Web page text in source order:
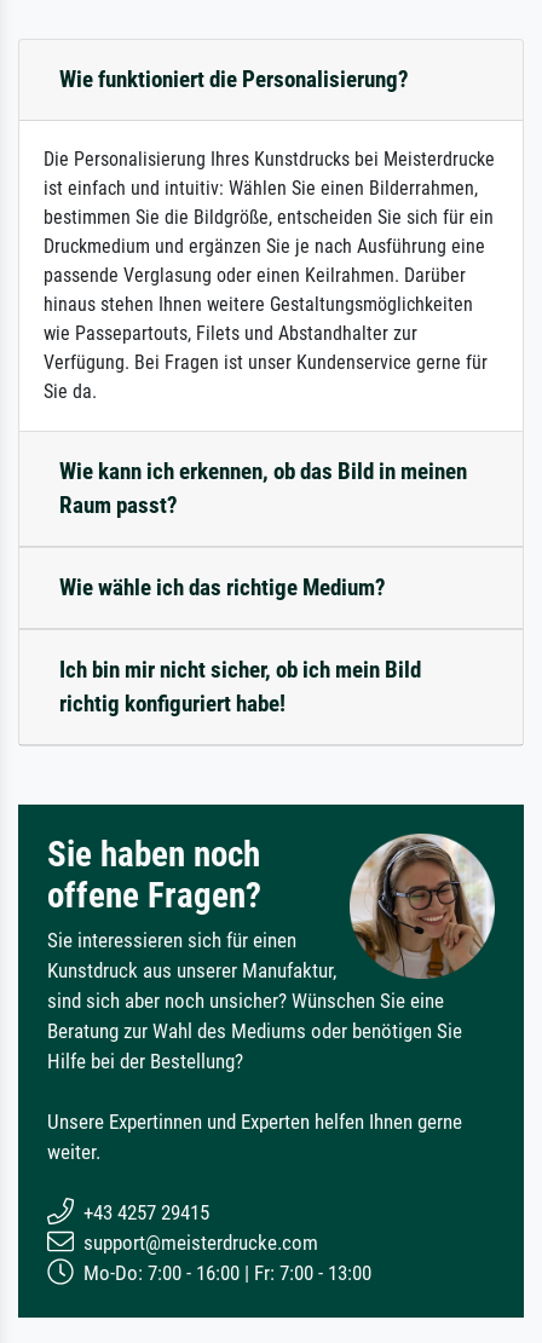
Wie funktioniert die Personalisierung?
Die Personalisierung Ihres Kunstdrucks bei Meisterdrucke
ist einfach und intuitiv: Wählen Sie einen Bilderrahmen,
bestimmen Sie die Bildgröße, entscheiden Sie sich für ein
Druckmedium und ergänzen Sie je nach Ausführung eine
passende Verglasung oder einen Keilrahmen. Darüber
hinaus stehen Ihnen weitere Gestaltungsmöglichkeiten
wie Passepartouts, Filets und Abstandhalter zur
Verfügung. Bei Fragen ist unser Kundenservice gerne für
Sie da.
Wie kann ich erkennen, ob das Bild in meinen
Raum passt?
Wie wähle ich das richtige Medium?
Ich bin mir nicht sicher, ob ich mein Bild
richtig konfiguriert habe!
Sie haben noch
offene Fragen?
Sie interessieren sich für einen
Kunstdruck aus unserer Manufaktur,
sind sich aber noch unsicher? Wünschen Sie eine
Beratung zur Wahl des Mediums oder benötigen Sie
Hilfe bei der Bestellung?
Unsere Expertinnen und Experten helfen Ihnen gerne
weiter.
+43 4257 29415
support@meisterdrucke.com
Mo-Do: 7:00 - 16:00 | Fr: 7:00 - 13:00